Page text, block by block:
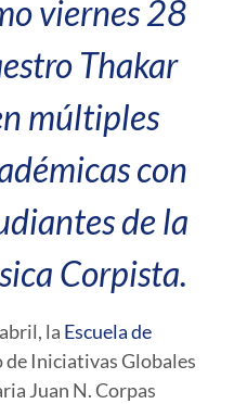
viernes 28
Thakar
múltiples
con
de la
Corpista.
la Escuela de
Iniciativas Globales
Juan N. Corpas